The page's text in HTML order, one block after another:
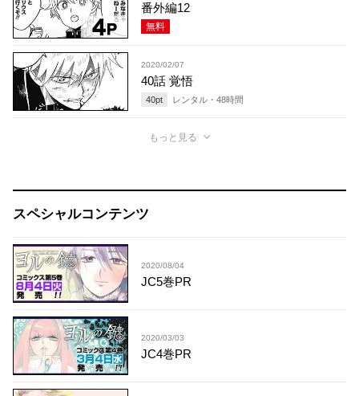
番外編12
無料
2020/02/07
40話 覚悟
40pt レンタル・ 48時間
もっと見る
スペシャルコンテンツ
2020/08/04
JC5巻PR
2020/03/03
JC4巻PR